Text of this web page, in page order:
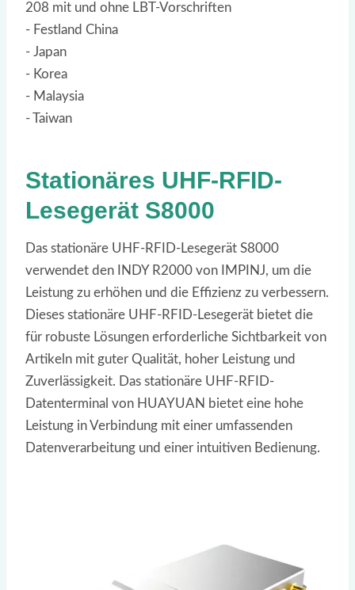
208 mit und ohne LBT-Vorschriften
- Festland China
- Japan
- Korea
- Malaysia
- Taiwan
Stationäres UHF-RFID-
Lesegerät S8000
Das stationäre UHF-RFID-Lesegerät S8000
verwendet den INDY R2000 von IMPINJ, um die
Leistung zu erhöhen und die Effizienz zu verbessern.
Dieses stationäre UHF-RFID-Lesegerät bietet die
für robuste Lösungen erforderliche Sichtbarkeit von
Artikeln mit guter Qualität, hoher Leistung und
Zuverlässigkeit. Das stationäre UHF-RFID-
Datenterminal von HUAYUAN bietet eine hohe
Leistung in Verbindung mit einer umfassenden
Datenverarbeitung und einer intuitiven Bedienung.